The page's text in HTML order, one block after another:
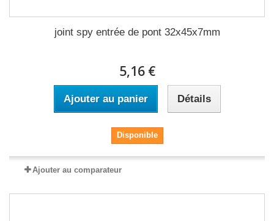
joint spy entrée de pont 32x45x7mm
5,16 €
Ajouter au panier Détails
Disponible
Ajouter au comparateur